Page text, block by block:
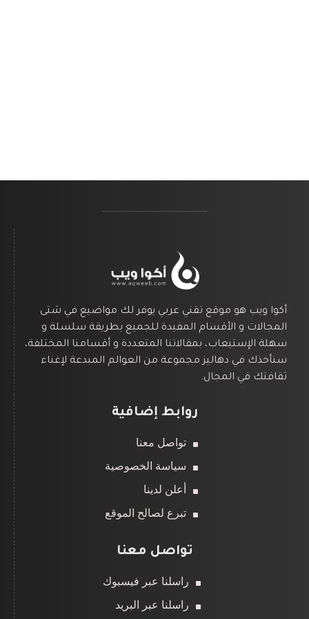
أكوا ويب هو موقع تقني عربي يوفر لك مواضيع في شتى
المجالات و الأقسام المفيدة للجميع بطريقة سلسلة و
سهلة الإستيعاب، بمقالاتنا المتعددة و أقسامنا المختلفة،
سنأخذك في دهاليز مجموعة من العوالم المبدعة لإغناء
ثقافتك في المجال.
روابط إضافية
تواصل معنا
سياسة الخصوصية
أعلن لدينا
تبرع لصالح الموقع
تواصل معنا
راسلنا عبر فيسبوك
راسلنا عبر البريد